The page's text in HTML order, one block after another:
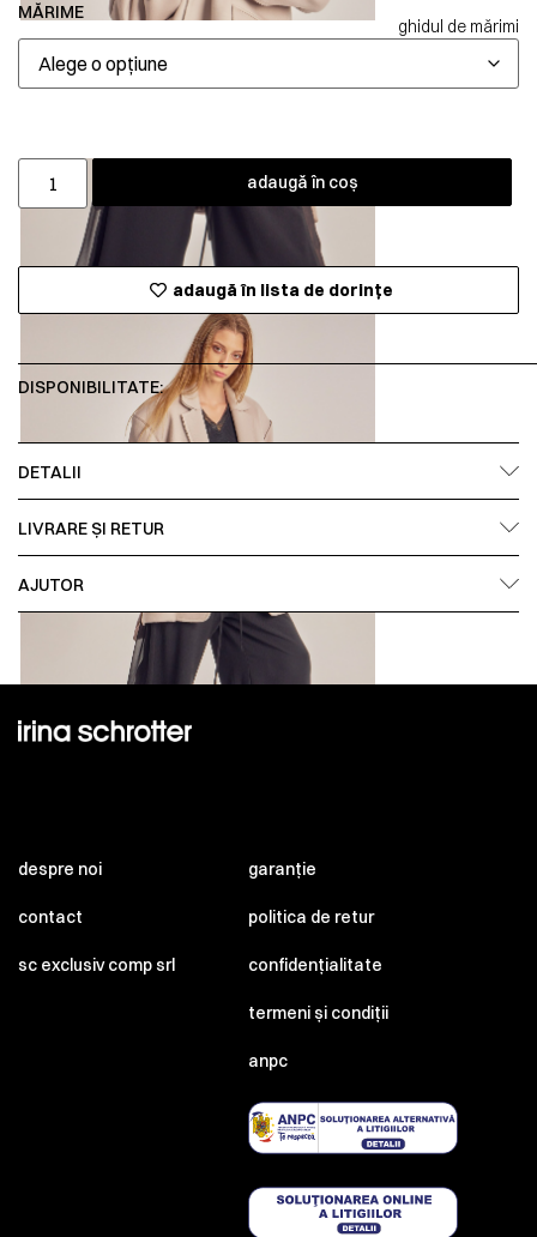
MĂRIME
ghidul de mărimi
adaugă în coș
adaugă în lista de dorințe
DISPONIBILITATE:
DETALII
LIVRARE ȘI RETUR
AJUTOR
despre noi
contact
sc exclusiv comp srl
garanție
politica de retur
confidențialitate
termeni și condiții
anpc